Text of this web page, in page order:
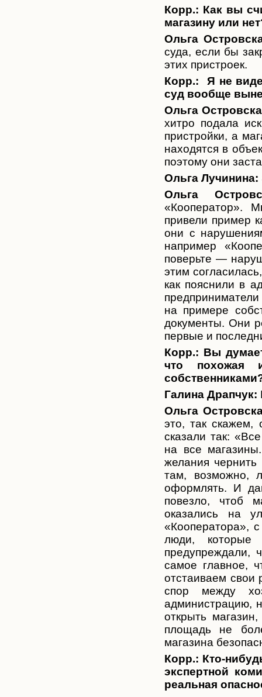
Корр.: Как вы
магазину или
Ольга
суда, если бы
этих пристроек.
Корр.:
Я не
суд вообще
Ольга
хитро подала
пристройки, а
находятся в
поэтому они
Ольга Лучинина:
Ольга
«Кооператор».
привели пример
они с
например
поверьте —
этим
как пояснили в
на примере
документы. Они
первые и
Корр.: Вы
что похожая
Галина Драпчук:
Ольга
это, так скажем,
сказали так:
на все
желания чернить
там, возможно,
оформлять. И
повезло, чтоб
оказались на
«Кооператора»,
люди, которые
предупреждали,
самое главное,
отстаиваем свои
спор между
администрацию,
открыть
площадь не
магазина
Корр.: Кто-
экспертной
реальная